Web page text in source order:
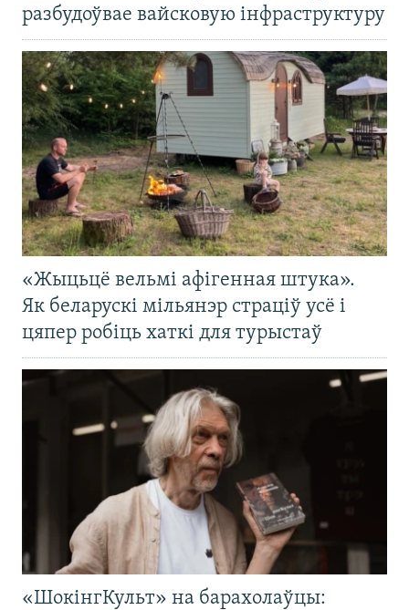
разбудоўвае вайсковую інфраструктуру
«Жыцьцё вельмі афігенная штука».
Як беларускі мільянэр страціў усё і
цяпер робіць хаткі для турыстаў
«ШокінгКульт» на барахолаўцы: